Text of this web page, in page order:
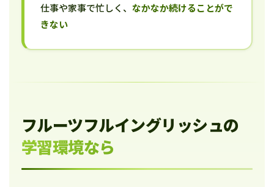
仕事や家事で忙しく、 なかなか続けることがで
きない
フルーツフルイングリッシュの
学習環境なら